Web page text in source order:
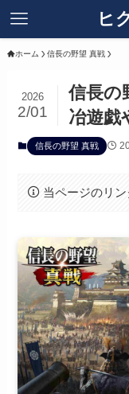
ヒ
ホーム 信長の野望 真戦
信長の
冶遊戯
2026
2/01
信長の野望 真戦
当ページのリン